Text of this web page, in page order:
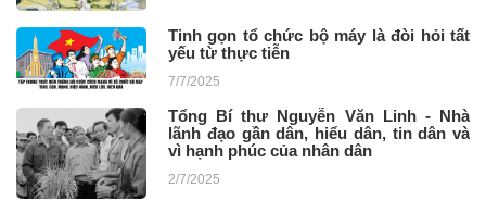
Tinh gọn tổ chức bộ máy là đòi hỏi tất
yếu từ thực tiễn
7/7/2025
Tổng Bí thư Nguyễn Văn Linh - Nhà
lãnh đạo gần dân, hiểu dân, tin dân và
vì hạnh phúc của nhân dân
2/7/2025